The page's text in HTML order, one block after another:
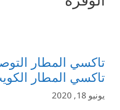
تاكسي المطار
تاكسي المطار
يونيو 18, 2020